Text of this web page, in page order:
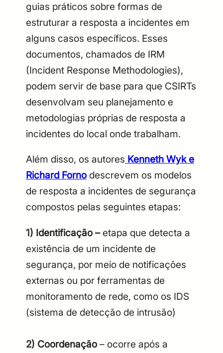
guias práticos sobre formas de
estruturar a resposta a incidentes em
alguns casos específicos. Esses
documentos, chamados de IRM
(Incident Response Methodologies),
podem servir de base para que CSIRTs
desenvolvam seu planejamento e
metodologias próprias de resposta a
incidentes do local onde trabalham.
Além disso, os autores Kenneth Wyk e
Richard Forno descrevem os modelos
de resposta a incidentes de segurança
compostos pelas seguintes etapas:
1) Identificação –etapa que detecta a
existência de um incidente de
segurança, por meio de notificações
externas ou por ferramentas de
monitoramento de rede, como os IDS
(sistema de detecção de intrusão)
2) Coordenação – ocorre após a